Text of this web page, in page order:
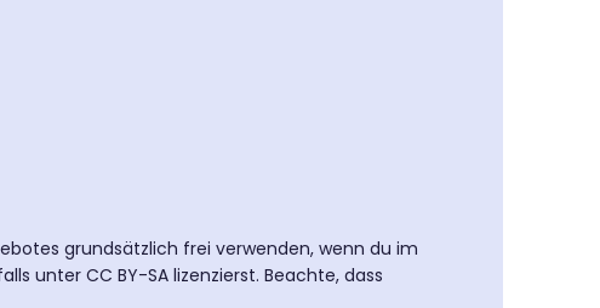
grundsätzlich frei verwenden, wenn du im
unter CC BY-SA lizenzierst. Beachte, dass